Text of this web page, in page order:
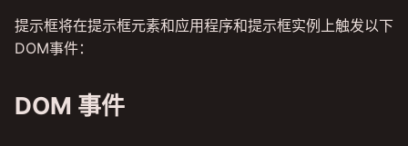
提示框将在提示框元素和应用程序和提示框实例上触发以下
DOM事件：
DOM 事件